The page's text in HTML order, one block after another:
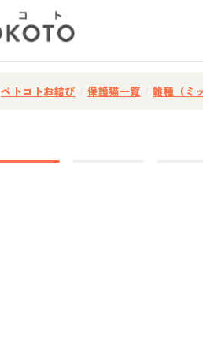
ペトコトお結び 保護猫一覧 雑種（ミ